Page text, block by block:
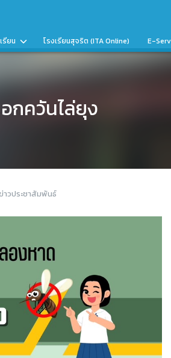
รียน โรงเรียนสุจริต (ITA Online) E-
กควันไล่ยุง
าวประชาสัมพันธ์